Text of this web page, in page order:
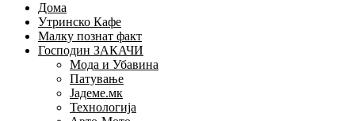
Дома
Утринско Кафе
Малку познат факт
Господин ЗАКАЧИ
Мода и Убавина
Патување
Јадеме.мк
Технологија